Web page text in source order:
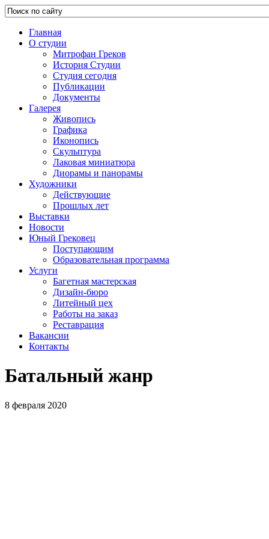
Главная
О студии
Митрофан Греков
История Студии
Студия сегодня
Публикации
Документы
Галерея
Живопись
Графика
Иконопись
Скульптура
Лаковая миниатюра
Диорамы и панорамы
Художники
Действующие
Прошлых лет
Выставки
Новости
Юный Грековец
Поступающим
Образовательная программа
Услуги
Багетная мастерская
Дизайн-бюро
Литейный цех
Работы на заказ
Реставрация
Вакансии
Контакты
Батальный жанр
8 февраля 2020